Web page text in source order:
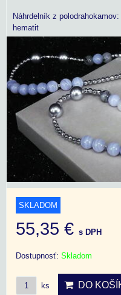
Náhrdelník z
hematit
SKLADOM
55,35 € s DPH
Dostupnosť: Skladom
ks DO